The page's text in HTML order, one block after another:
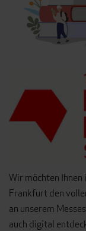
Wir möchten Ihnen
Frankfurt den
an unserem
auch digital